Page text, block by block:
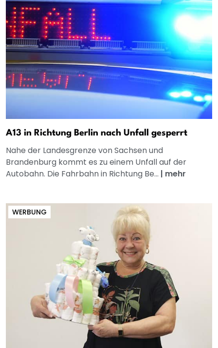
A13 in Richtung Berlin nach Unfall gesperrt
Nahe der Landesgrenze von Sachsen und
Brandenburg kommt es zu einem Unfall auf der
Autobahn. Die Fahrbahn in Richtung Be... | mehr
WERBUNG